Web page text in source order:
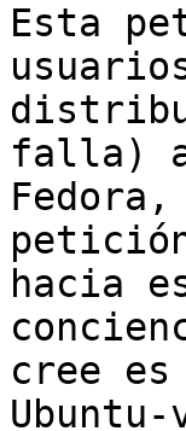
Esta
falla) a
hacia
cree es